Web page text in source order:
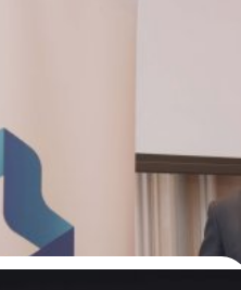
ตแบบ Organic Growth ควบคู่
Growth ผ่านการควบ
M&A) กิจการร่วม
รจัดตั้งบริษัทย่อย นำเสนอ
กับเทคโนโลยีทั้งในและต่าง
ทรานสฟอร์เมชันครบวงจรให้
ago